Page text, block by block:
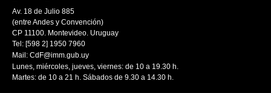
Av. 18 de Julio 885
(entre Andes y Convención)
CP 11100. Montevideo. Uruguay
Tel: [598 2] 1950 7960
Mail: CdF@imm.gub.uy
Lunes, miércoles, jueves, viernes: de 10 a 19.30 h.
Martes: de 10 a 21 h. Sábados de 9.30 a 14.30 h.